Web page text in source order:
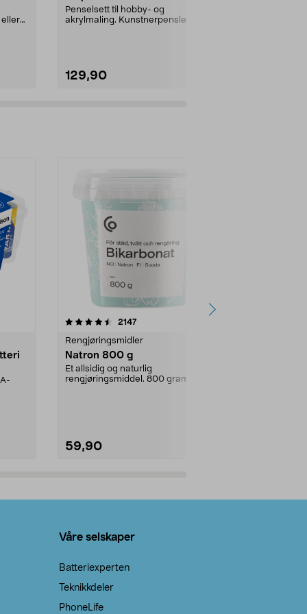
eller
Penselsett til hobby- og
akrylmaling. Kunstnerpensler med
129,90
2147anmeldelser
Rengjøringsmidler
Natron 800 g
Et allsidig og naturlig
rengjøringsmiddel. 800 gram
59,90
4.0av 5 stjerner
Våre selskaper
Batteriexperten
Teknikkdeler
PhoneLife